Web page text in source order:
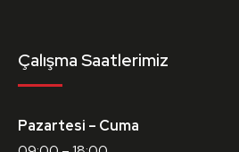
Çalışma Saatlerimiz
Pazartesi – Cuma